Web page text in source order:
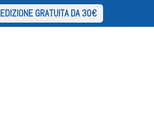
GRATUITA DA 30€